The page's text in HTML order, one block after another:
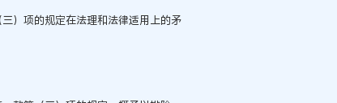
）项的规定在法理和法律适用上的矛